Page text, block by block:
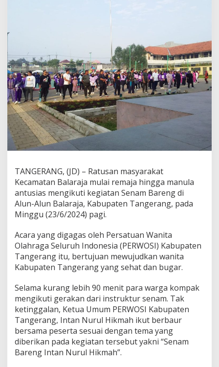
h
S
e
n
a
m
B
a
r
e
n
M
a
s
y
a
r
a
t
B
a
r
a
a
TANGERANG, (JD) – Ratusan masyarakat
Kecamatan Balaraja mulai remaja hingga manula
antusias mengikuti kegiatan Senam Bareng di
Alun-Alun Balaraja, Kabupaten Tangerang, pada
Minggu (23/6/2024) pagi.
Acara yang digagas oleh Persatuan Wanita
Olahraga Seluruh Indonesia (PERWOSI) Kabupaten
Tangerang itu, bertujuan mewujudkan wanita
Kabupaten Tangerang yang sehat dan bugar.
Selama kurang lebih 90 menit para warga kompak
mengikuti gerakan dari instruktur senam. Tak
ketinggalan, Ketua Umum PERWOSI Kabupaten
Tangerang, Intan Nurul Hikmah ikut berbaur
bersama peserta sesuai dengan tema yang
diberikan pada kegiatan tersebut yakni “Senam
Bareng Intan Nurul Hikmah”.